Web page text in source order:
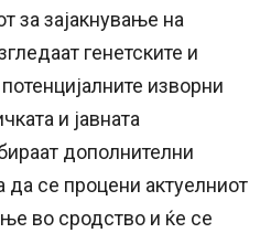
за зајакнување на
генетските и
изворни
и јавната
дополнителни
да се процени актуелниот
во сродство и ќе се